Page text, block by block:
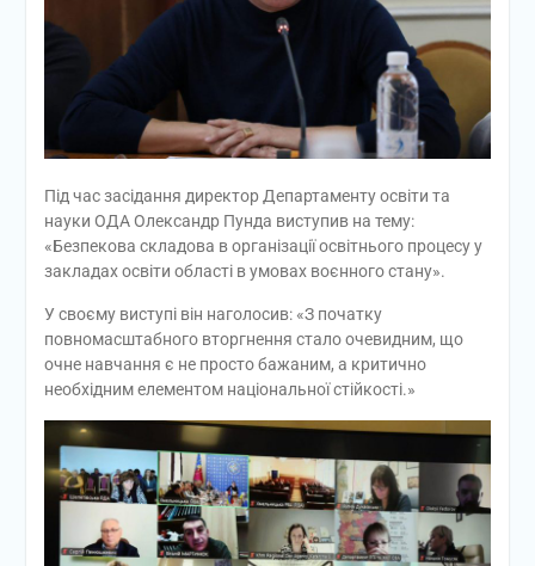
Під час засідання директор Департаменту освіти та
науки ОДА Олександр Пунда виступив на тему:
«Безпекова складова в організації освітнього процесу у
закладах освіти області в умовах воєнного стану».
У своєму виступі він наголосив: «З початку
повномасштабного вторгнення стало очевидним, що
очне навчання є не просто бажаним, а критично
необхідним елементом національної стійкості.»